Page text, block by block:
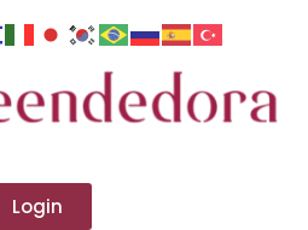
Login